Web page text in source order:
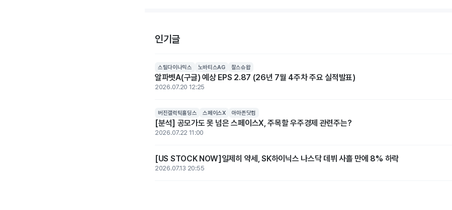
인기글
스틸다이나믹스 노바티스AG 찰스슈왑
알파벳A(구글) 예상 EPS 2.87 (26년 7월 4주차 주요 실적발표)
2026.07.20 12:25
버진갤럭틱홀딩스 스페이스X 아마존닷컴
[분석] 공모가도 못 넘은 스페이스X, 주목할 우주경제 관련주는?
2026.07.22 11:00
[US STOCK NOW]일제히 약세, SK하이닉스 나스닥 데뷔 사흘 만에 8% 하락
2026.07.13 20:55